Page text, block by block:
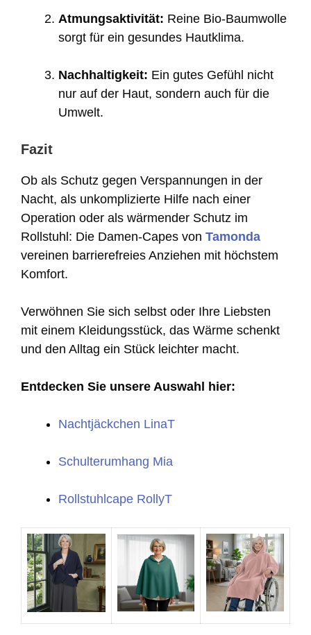
Atmungsaktivität: Reine Bio-Baumwolle
sorgt für ein gesundes Hautklima.
Nachhaltigkeit: Ein gutes Gefühl nicht
nur auf der Haut, sondern auch für die
Umwelt.
Fazit
Ob als Schutz gegen Verspannungen in der
Nacht, als unkomplizierte Hilfe nach einer
Operation oder als wärmender Schutz im
Rollstuhl: Die Damen-Capes von Tamonda
vereinen barrierefreies Anziehen mit höchstem
Komfort.
Verwöhnen Sie sich selbst oder Ihre Liebsten
mit einem Kleidungsstück, das Wärme schenkt
und den Alltag ein Stück leichter macht.
Entdecken Sie unsere Auswahl hier:
Nachtjäckchen LinaT
Schulterumhang Mia
Rollstuhlcape RollyT